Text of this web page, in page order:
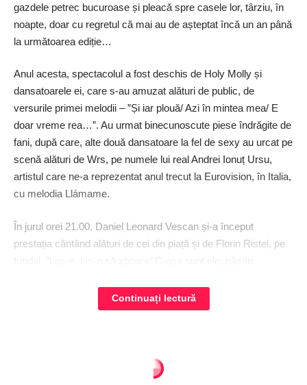
gazdele petrec bucuroase și pleacă spre casele lor, târziu, în
noapte, doar cu regretul că mai au de așteptat încă un an până
la următoarea ediție…
Anul acesta, spectacolul a fost deschis de Holy Molly și
dansatoarele ei, care s-au amuzat alături de public, de
versurile primei melodii – ”Și iar plouă/ Azi în mintea mea/ E
doar vreme rea…”. Au urmat binecunoscute piese îndrăgite de
fani, după care, alte două dansatoare la fel de sexy au urcat pe
scenă alături de Wrs, pe numele lui real Andrei Ionuț Ursu,
artistul care ne-a reprezentat anul trecut la Eurovision, în Italia,
cu melodia Llámame.
În jurul orei 21.00, Daniel Leonard Vescan și-a început
prestația cântând alături de cei din piață și de Florin Ristei, pe
surpriza coborârii de pe scenă, în mijlocul fanilor, care i-a
încântat peste măsură pe tinerii lipiți de gardul de protecție.
aprindă blitz-urile telefoanelor, pentru a crea și mai mult
spectacol. ”Doamne, spune-mi ce-am greșit”, la început, și
Continuați lectură
Actualitate